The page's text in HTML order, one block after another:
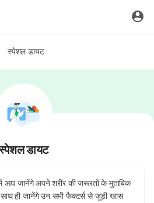
स्पेशल डायट
डायट
जानेंगे अपने शरीर की जरूरतों के मुताबिक
ही जानेंगे उन सभी फैक्टर्स से जुड़ी खास